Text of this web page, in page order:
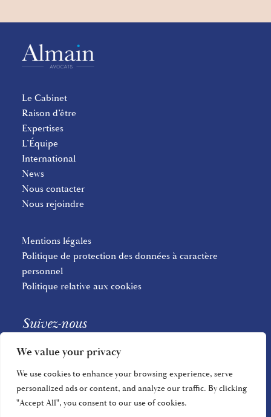
We value your privacy
We use cookies to enhance your browsing experience, serve
personalized ads or content, and analyze our traffic. By clicking
"Accept All", you consent to our use of cookies.
Le Cabinet
Raison d’être
Expertises
L’Équipe
International
News
Nous contacter
Nous rejoindre
Mentions légales
Politique de protection des données à caractère
personnel
Politique relative aux cookies
Suivez-nous